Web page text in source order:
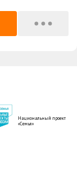
Национальный проект
«Семья»